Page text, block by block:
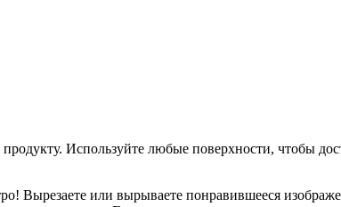
Используйте любые поверхности, чтобы
или вырываете понравившееся